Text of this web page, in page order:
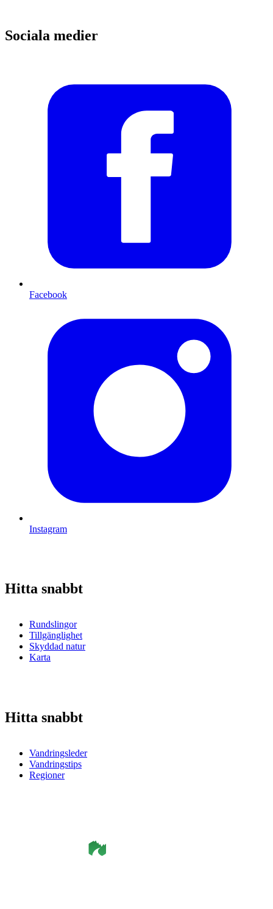
Sociala medier
Facebook
Instagram
Hitta snabbt
Rundslingor
Tillgänglighet
Skyddad natur
Karta
Hitta snabbt
Vandringsleder
Vandringstips
Regioner